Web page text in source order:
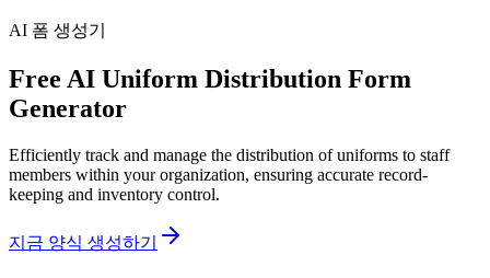
AI 폼 생성기
Free AI Uniform Distribution Form
Generator
Efficiently track and manage the distribution of uniforms to staff
members within your organization, ensuring accurate record-
keeping and inventory control.
지금 양식 생성하기